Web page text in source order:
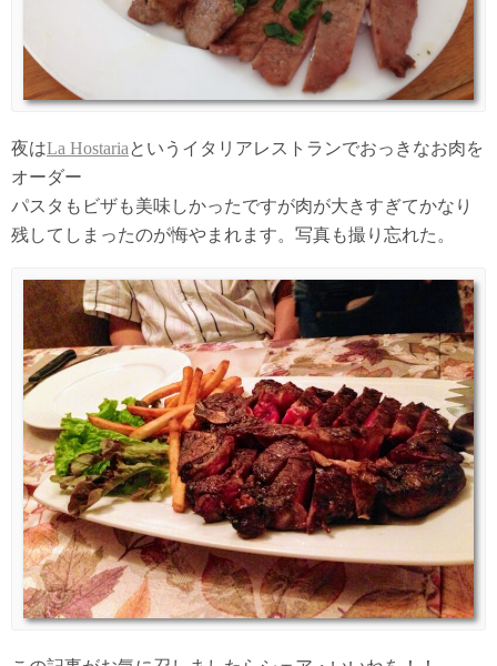
夜はLa Hostariaというイタリアレストランでおっきなお肉を
オーダー
パスタもビザも美味しかったですが肉が大きすぎてかなり
残してしまったのが悔やまれます。写真も撮り忘れた。